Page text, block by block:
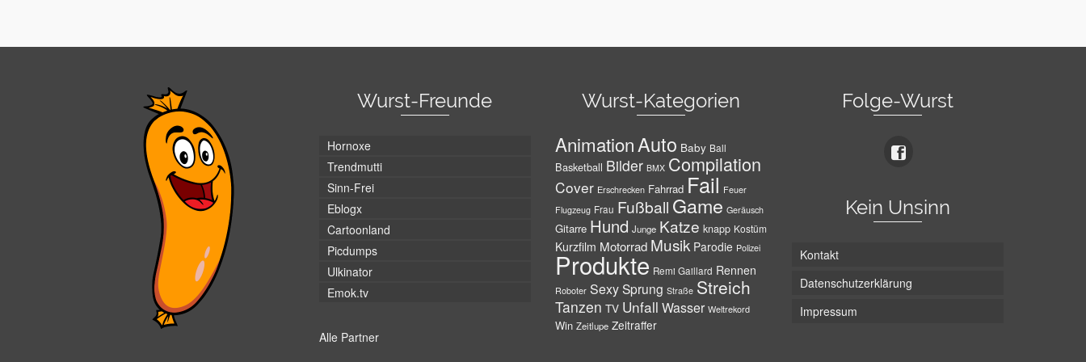
Wurst-Freunde
Hornoxe
Trendmutti
Sinn-Frei
Eblogx
Cartoonland
Picdumps
Ulkinator
Emok.tv
Alle Partner
Wurst-Kategorien
AnimationAuto Baby Ball
Basketball Bilder BMX Compilation
Cover Erschrecken Fahrrad Fail Feuer
Flugzeug Frau Fußball Game Geräusch
Gitarre Hund Junge Katze knapp Kostüm
Kurzfilm Motorrad Musik Parodie Polizei
Produkte Remi Gaillard Rennen
Roboter SexySprung Straße Streich
Tanzen TV Unfall Wasser Weltrekord
Win Zeitlupe Zeitraffer
Folge-Wurst
Kein Unsinn
Kontakt
Datenschutzerklärung
Impressum